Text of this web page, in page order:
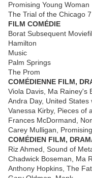
Promising Young Woman
The Trial of the Chicago 7
FILM COMÉDIE
Borat Subsequent
Hamilton
Music
Palm Springs
The Prom
COMÉDIENNE FILM,
Viola Davis, Ma Rainey's
Andra Day, United States
Vanessa Kirby, Pieces of
Frances McDormand,
Carey Mulligan,
COMÉDIEN FILM,
Riz Ahmed, Sound of
Chadwick Boseman, Ma
Anthony Hopkins, The